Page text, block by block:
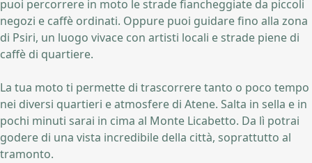
puoi percorrere in moto le strade fiancheggiate da piccoli
negozi e caffè ordinati. Oppure puoi guidare fino alla zona
di Psiri, un luogo vivace con artisti locali e strade piene di
caffè di quartiere.
La tua moto ti permette di trascorrere tanto o poco tempo
nei diversi quartieri e atmosfere di Atene. Salta in sella e in
pochi minuti sarai in cima al Monte Licabetto. Da lì potrai
godere di una vista incredibile della città, soprattutto al
tramonto.